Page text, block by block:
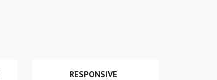
RESPONSIVE